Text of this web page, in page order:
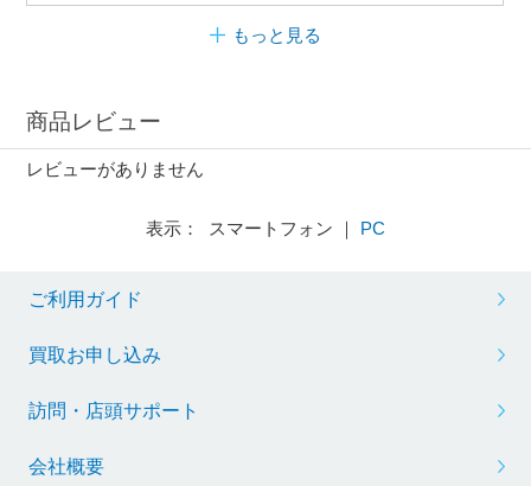
もっと見る
商品レビュー
レビューがありません
表示： スマートフォン ｜ PC
ご利用ガイド
買取お申し込み
訪問・店頭サポート
会社概要